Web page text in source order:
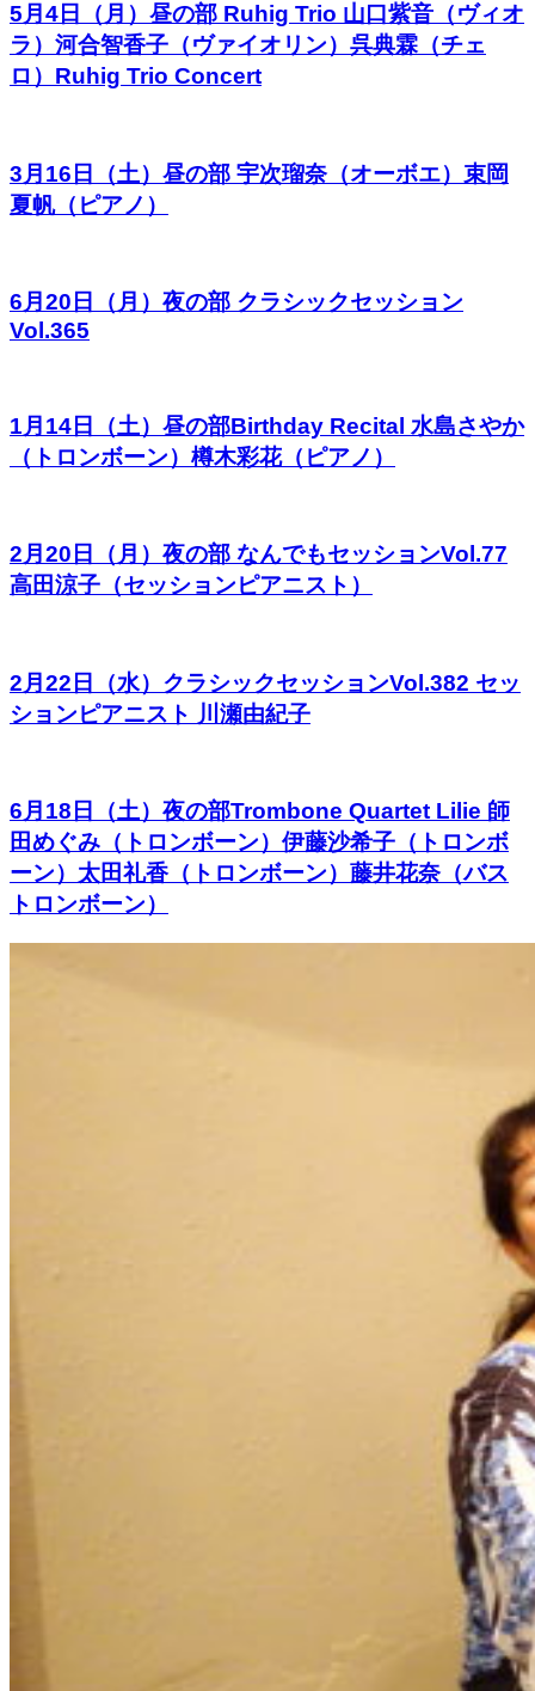
5月4日（月）昼の部 Ruhig Trio 山口紫音（ヴィオ
ラ）河合智香子（ヴァイオリン）呉典霖（チェ
ロ）Ruhig Trio Concert
3月16日（土）昼の部 宇次瑠奈（オーボエ）束岡
夏帆（ピアノ）
6月20日（月）夜の部 クラシックセッション
Vol.365
1月14日（土）昼の部Birthday Recital 水島さやか
（トロンボーン）樽木彩花（ピアノ）
2月20日（月）夜の部 なんでもセッションVol.77
高田涼子（セッションピアニスト）
2月22日（水）クラシックセッションVol.382 セッ
ションピアニスト 川瀬由紀子
6月18日（土）夜の部Trombone Quartet Lilie 師
田めぐみ（トロンボーン）伊藤沙希子（トロンボ
ーン）太田礼香（トロンボーン）藤井花奈（バス
トロンボーン）